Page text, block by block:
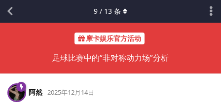
摩卡娱乐官方活动
足球比赛中的“非对称动力场”分析
9 / 13 条
阿然 2025年12月14日